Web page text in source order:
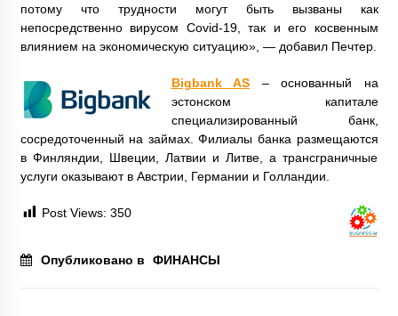
потому что трудности могут быть вызваны как
непосредственно вирусом Covid-19, так и его косвенным
влиянием на экономическую ситуацию», — добавил Печтер.
Bigbank AS – основанный на
эстонском капитале
специализированный банк,
сосредоточенный на займах. Филиалы банка размещаются
в Финляндии, Швеции, Латвии и Литве, а трансграничные
услуги оказывают в Австрии, Германии и Голландии.
Post Views: 350
Опубликовано в ФИНАНСЫ